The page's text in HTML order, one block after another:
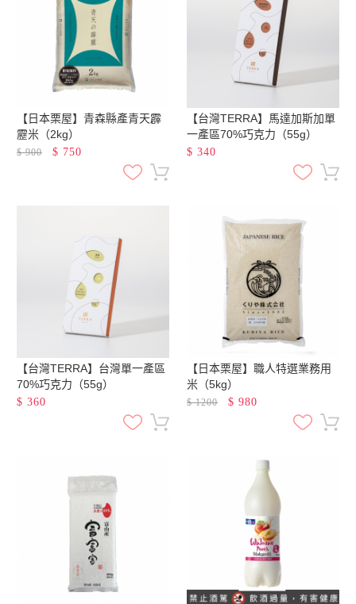
【日本栗屋】青森縣產青天霹
靂米（2kg）
$900 $ 750
【台灣TERRA】馬達加斯加單
一產區70%巧克力（55g）
$ 340
【台灣TERRA】台灣單一產區
70%巧克力（55g）
$ 360
【日本栗屋】職人特選業務用
米（5kg）
$1200 $ 980